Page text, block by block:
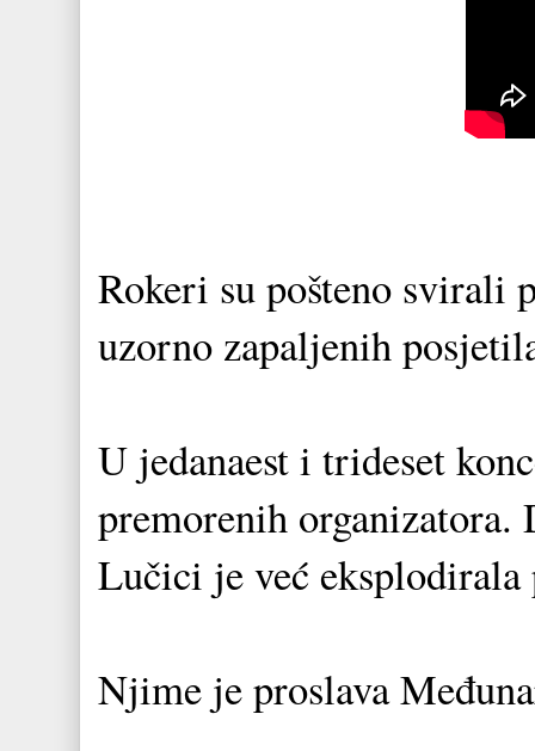
Rokeri su pošteno svirali
uzorno zapaljenih
U jedanaest i trideset
premorenih
Lučici je već eksplodirala
Njime je proslava